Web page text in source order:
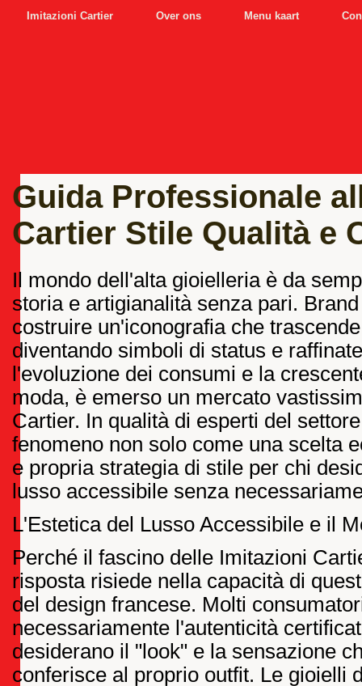
Imitazioni Cartier Over ons Menu kaart
Guida Professionale
Cartier Stile Qualità e
Il mondo dell'alta gioielleria è da
storia e artigianalità senza pari.
costruire un'iconografia che
diventando simboli di status e
l'evoluzione dei consumi e la
moda, è emerso un mercato
Cartier. In qualità di esperti del
fenomeno non solo come una scelta
e propria strategia di stile per chi
lusso accessibile senza
L'Estetica del Lusso Accessibile e il
Perché il fascino delle Imitazioni
risposta risiede nella capacità di
del design francese. Molti
necessariamente l'autenticità
desiderano il "look" e la sensazione
conferisce al proprio outfit. Le gioielli